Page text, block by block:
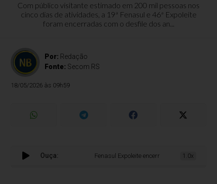
Com público visitante estimado em 200 mil pessoas nos
cinco dias de atividades, a 19ª Fenasul e 46ª Expoleite
foram encerradas com o desfile dos an...
Por: Redação
Fonte: Secom RS
18/05/2026 às 09h59
Ouça: Fenasul Expoleite encerra com 200 mil visitantes
1.0x